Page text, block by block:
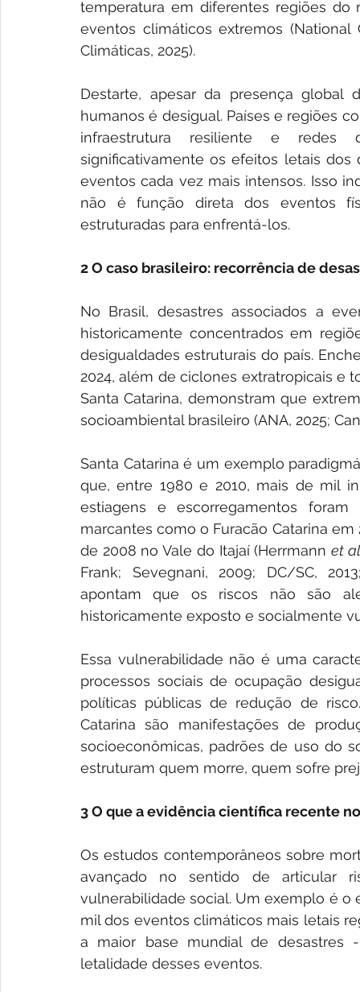
temperatura em diferentes regiões do
eventos climáticos extremos (National
Climáticas, 2025).
Destarte, apesar da presença global
humanos é desigual. Países e regiões
infraestrutura resiliente e redes
significativamente os efeitos letais
eventos cada vez mais intensos. Isso
não é função direta dos eventos
estruturadas para enfrentá-los.
2 O caso brasileiro: recorrência de
No Brasil, desastres associados a
historicamente concentrados em
desigualdades estruturais do país.
2024, além de ciclones extratropicais e
Santa Catarina, demonstram que
socioambiental brasileiro (ANA, 2025;
Santa Catarina é um exemplo
que, entre 1980 e 2010, mais de mil
estiagens e escorregamentos
marcantes como o Furacão Catarina
de 2008 no Vale do Itajaí (Herrmann et al
Frank; Sevegnani, 2009; DC/SC,
apontam que os riscos não são
historicamente exposto e socialmente
Essa vulnerabilidade não é uma
processos sociais de ocupação
políticas públicas de redução de
Catarina são manifestações de
socioeconômicas, padrões de uso do
estruturam quem morre, quem sofre
3 O que a evidência científica recente
Os estudos contemporâneos sobre
avançado no sentido de articular
vulnerabilidade social. Um exemplo é o
mil dos eventos climáticos mais letais
a maior base mundial de desastres
letalidade desses eventos.